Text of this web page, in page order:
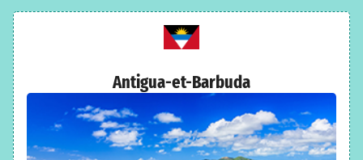
Antigua-et-Barbuda